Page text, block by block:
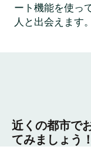
ート機能を使っ
人と出会えます。
近くの都市で
てみましょう！